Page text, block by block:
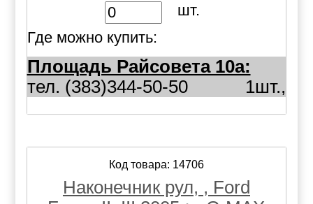
шт.
Где можно купить:
Площадь Райсовета 10а:
1шт.,
тел. (383)344-50-50
Код товара: 14706
Наконечник рул, , Ford